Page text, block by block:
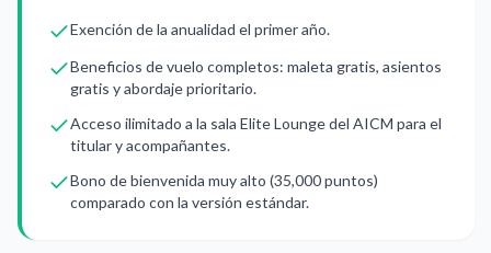
Exención de la anualidad el primer año.
Beneficios de vuelo completos: maleta gratis, asientos
gratis y abordaje prioritario.
Acceso ilimitado a la sala Elite Lounge del AICM para el
titular y acompañantes.
Bono de bienvenida muy alto (35,000 puntos)
comparado con la versión estándar.